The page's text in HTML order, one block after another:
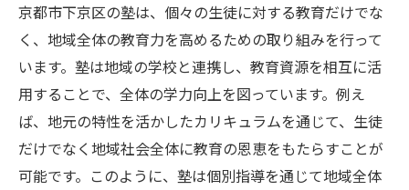
京都市下京区の塾は、個々の生徒に対する教育だけでな
く、地域全体の教育力を高めるための取り組みを行って
います。塾は地域の学校と連携し、教育資源を相互に活
用することで、全体の学力向上を図っています。例え
ば、地元の特性を活かしたカリキュラムを通じて、生徒
だけでなく地域社会全体に教育の恩恵をもたらすことが
可能です。このように、塾は個別指導を通じて地域全体